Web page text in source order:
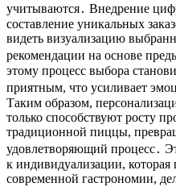
учитываются․ Внедрение
составление уникальных
видеть визуализацию
рекомендации на основе
этому процесс выбора
приятным, что усиливает
Таким образом,
только способствуют росту
традиционной пиццы,
удовлетворяющий процесс․
к индивидуализации,
современной гастрономии,